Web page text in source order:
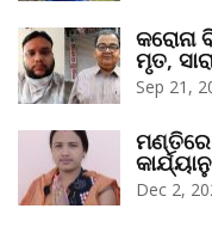
କରୋନା
ମୃତ,
Sep 21,
ମଣ୍ତିରେ
Dec 2,